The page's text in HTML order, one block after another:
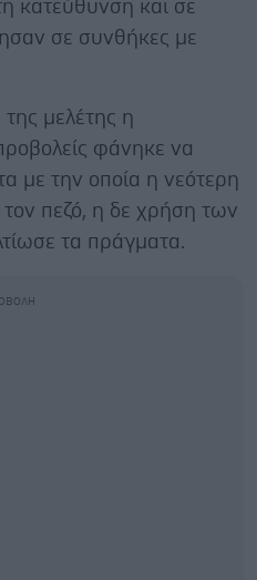
κατεύθυνση και σε
σε συνθήκες με
μελέτης η
φάνηκε να
με την οποία η νεότερη
πεζό, η δε χρήση των
τα πράγματα.